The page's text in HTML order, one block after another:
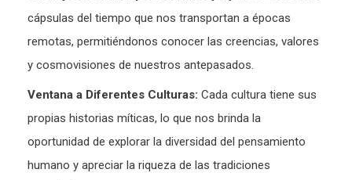
cápsulas del tiempo que nos transportan a épocas
remotas, permitiéndonos conocer las creencias, valores
y cosmovisiones de nuestros antepasados.
Ventana a Diferentes Culturas: Cada cultura tiene sus
propias historias míticas, lo que nos brinda la
oportunidad de explorar la diversidad del pensamiento
humano y apreciar la riqueza de las tradiciones